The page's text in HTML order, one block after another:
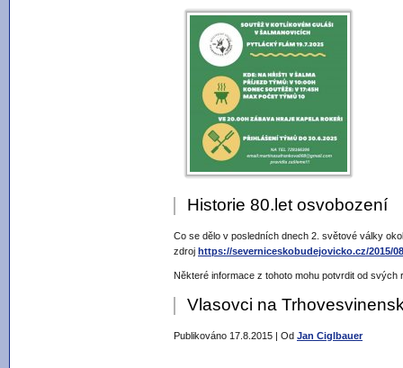
Historie 80.let osvobození
Co se dělo v posledních dnech 2. světové války
zdroj https://severniceskobudejovicko.cz/2015/
Některé informace z tohoto mohu potvrdit od
Vlasovci na
Publikováno 17.8.2015 | Od Jan Ciglbauer